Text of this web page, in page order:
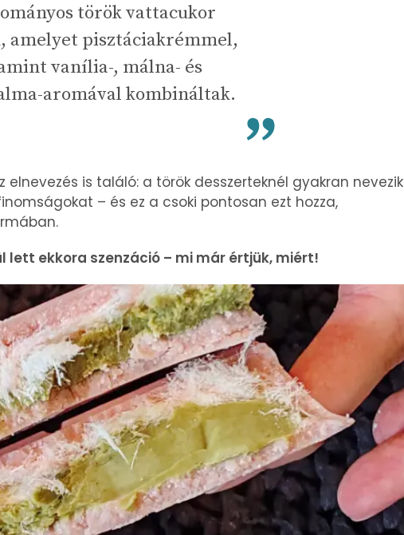
török vattacukor
amelyet pisztáciakrémmel,
vanília-, málna- és
aromával kombináltak.
elnevezés is találó: a török desszerteknél gyakran nevezik
– és ez a csoki pontosan ezt hozza,
lett ekkora szenzáció – mi már értjük, miért!